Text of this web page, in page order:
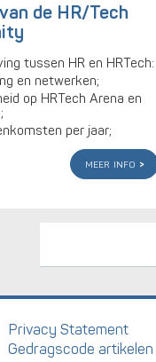
de HR/Tech
tussen HR en HRTech:
en netwerken;
op HRTech Arena en
per jaar;
meer info
Privacy Statement
Gedragscode artikelen